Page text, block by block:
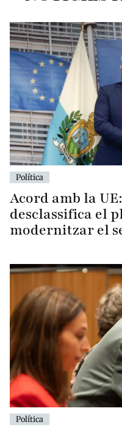
Política
Acord amb la
desclassifica el
modernitzar el
Política